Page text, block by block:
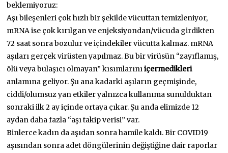
beklemiyoruz:
Aşı bileşenleri çok hızlı bir şekilde vücuttan temizleniyor,
mRNA ise çok kırılgan ve enjeksiyondan/vücuda girdikten
72 saat sonra bozulur ve içindekiler vücutta kalmaz. mRNA
aşıları gerçek virüsten yapılmaz. Bu bir virüsün “zayıflamış,
ölü veya bulaşıcı olmayan” kısımlarınıiçermedikleri
anlamına geliyor. Şu ana kadarki aşıların geçmişinde,
ciddi/olumsuz yan etkiler yalnızca kullanıma sunulduktan
sonraki ilk 2 ay içinde ortaya çıkar. Şu anda elimizde 12
aydan daha fazla “aşı takip verisi” var.
Binlerce kadın da aşıdan sonra hamile kaldı. Bir COVID19
aşısından sonra adet döngülerinin değiştiğine dair raporlar